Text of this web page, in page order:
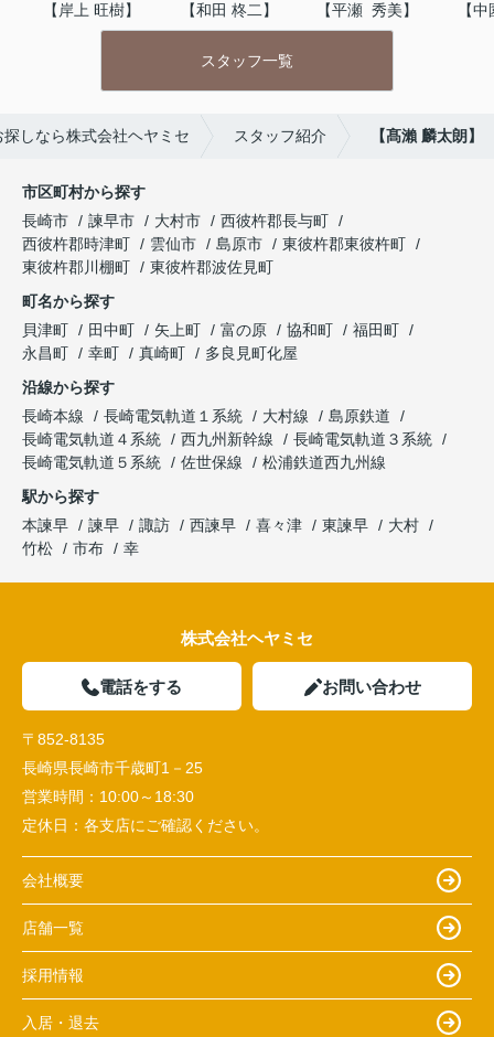
【岸上 旺樹】 【和田 柊二】 【平瀬  秀美】 【
スタッフ一覧
しなら株式会社ヘヤミセ スタッフ紹介 【髙瀨 麟太朗】
市区町村から探す
長崎市
諫早市 大村市
西彼杵郡長与町
西彼杵郡時津町
雲仙市 島原市
東彼杵郡東彼杵町
東彼杵郡川棚町
東彼杵郡波佐見町
町名から探す
貝津町
田中町 矢上町 富の原 協和町
福田町
永昌町
幸町 真崎町
多良見町化屋
沿線から探す
長崎本線
長崎電気軌道１系統 大村線
島原鉄道
長崎電気軌道４系統
西九州新幹線
長崎電気軌道３系統
長崎電気軌道５系統
佐世保線
松浦鉄道西九州線
駅から探す
本諫早
諫早 諏訪 西諫早 喜々津 東諫早
大村
竹松
市布 幸
株式会社ヘヤミセ
電話をする お問い合わせ
〒852-8135
長崎県長崎市千歳町1－25
営業時間： 10:00～18:30
定休日： 各支店にご確認ください。
会社概要
店舗一覧
採用情報
入居・退去